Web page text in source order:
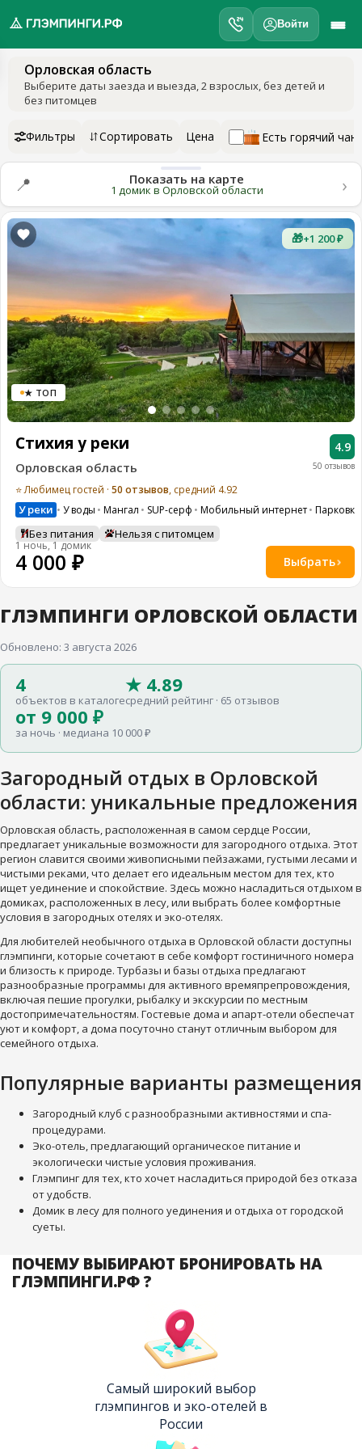
Войти
Мои
Подарочные
сертификаты
Орловская область
Выберите даты заезда и выезда, 2 взрослых, без детей и
без питомцев
Фильтры Сортировать Цена Есть горячий чан
📍 Показать на карте
1 домик в Орловской области ›
🎁+1 200 ₽
★ ТОП
50 отзывов
4.9
Стихия у реки
Орловская область
⭐ Любимец гостей · 50 отзывов, средний 4.92
У реки У воды Мангал SUP-серф Мобильный интернет Парковка
Без питания Нельзя с питомцем
1 ночь, 1 домик
4 000 ₽ Выбрать
ГЛЭМПИНГИ ОРЛОВСКОЙ ОБЛАСТИ
Обновлено: 3 августа 2026
4
объектов в каталоге
★ 4.89
средний рейтинг · 65 отзывов
от 9 000 ₽
за ночь · медиана 10 000 ₽
Загородный отдых в Орловской
области: уникальные предложения
Орловская область, расположенная в самом сердце России,
предлагает уникальные возможности для загородного отдыха. Этот
регион славится своими живописными пейзажами, густыми лесами и
чистыми реками, что делает его идеальным местом для тех, кто
ищет уединение и спокойствие. Здесь можно насладиться отдыхом в
домиках, расположенных в лесу, или выбрать более комфортные
условия в загородных отелях и эко-отелях.
Для любителей необычного отдыха в Орловской области доступны
глэмпинги, которые сочетают в себе комфорт гостиничного номера
и близость к природе. Турбазы и базы отдыха предлагают
разнообразные программы для активного времяпрепровождения,
включая пешие прогулки, рыбалку и экскурсии по местным
достопримечательностям. Гостевые дома и апарт-отели обеспечат
уют и комфорт, а дома посуточно станут отличным выбором для
семейного отдыха.
Популярные варианты размещения
Загородный клуб с разнообразными активностями и спа-
процедурами.
Эко-отель, предлагающий органическое питание и
экологически чистые условия проживания.
Глэмпинг для тех, кто хочет насладиться природой без отказа
от удобств.
Домик в лесу для полного уединения и отдыха от городской
суеты.
ПОЧЕМУ ВЫБИРАЮТ БРОНИРОВАТЬ НА
ГЛЭМПИНГИ.РФ ?
Самый широкий выбор
глэмпингов и эко-отелей в
России